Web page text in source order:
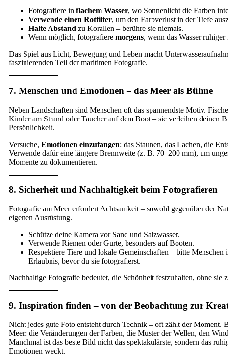
Fotografiere in flachem Wasser, wo Sonnenlicht die Farben
Verwende einen Rotfilter, um den Farbverlust in der Tiefe
Halte Abstand zu Korallen – berühre sie niemals.
Wenn möglich, fotografiere morgens, wenn das Wasser ruhiger
Das Spiel aus Licht, Bewegung und Leben macht
faszinierenden Teil der maritimen Fotografie.
7. Menschen und Emotionen – das Meer als Bühne
Neben Landschaften sind Menschen oft das spannendste Motiv.
Kinder am Strand oder Taucher auf dem Boot – sie verleihen deinen
Persönlichkeit.
Versuche, Emotionen einzufangen: das Staunen, das Lachen, die
Verwende dafür eine längere Brennweite (z. B. 70–200 mm), um
Momente zu dokumentieren.
8. Sicherheit und Nachhaltigkeit beim Fotografieren
Fotografie am Meer erfordert Achtsamkeit – sowohl gegenüber der
eigenen Ausrüstung.
Schütze deine Kamera vor Sand und Salzwasser.
Verwende Riemen oder Gurte, besonders auf Booten.
Respektiere Tiere und lokale Gemeinschaften – bitte Menschen
Erlaubnis, bevor du sie fotografierst.
Nachhaltige Fotografie bedeutet, die Schönheit festzuhalten, ohne sie
9. Inspiration finden – von der Beobachtung zur
Nicht jedes gute Foto entsteht durch Technik – oft zählt der Moment.
Meer: die Veränderungen der Farben, die Muster der Wellen, den
Manchmal ist das beste Bild nicht das spektakulärste, sondern das
Emotionen weckt.